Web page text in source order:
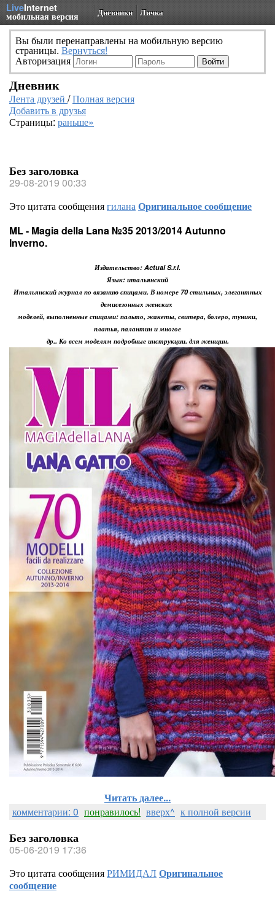
LiveInternet
мобильная версия Дневники Личка
Вы были перенаправлены на мобильную версию
страницы. Вернуться!
Авторизация
Дневник
Лента друзей /Полная версия
Добавить в друзья
Страницы: раньше»
Без заголовка
29-08-2019 00:33
Это цитата сообщениягиланаОригинальное сообщение
ML - Magia della Lana №35 2013/2014 Autunno
Inverno.
Издательство: Actual S.r.l.
Язык: итальянский
Итальянский журнал по вязанию спицами. В номере 70 стильных, элегантных
демисезонных женских
моделей, выполненные спицами: пальто, жакеты, свитера, болеро, туники,
платья, палантин и многое
др.. Ко всем моделям подробные инструкции. для женщин.
Читать далее...
комментарии: 0 понравилось! вверх^ к полной версии
Без заголовка
05-06-2019 17:36
Это цитата сообщенияРИМИДАЛОригинальное
сообщение